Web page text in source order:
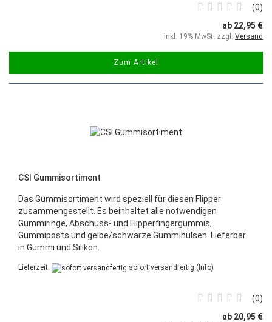
0
ab 22,95 €
inkl. 19% MwSt. zzgl. Versand
Zum Artikel
CSI Gummisortiment
Das Gummisortiment wird speziell für diesen Flipper
zusammengestellt. Es beinhaltet alle notwendigen
Gummiringe, Abschuss- und Flipperfingergummis,
Gummiposts und gelbe/schwarze Gummihülsen. Lieferbar
in Gummi und Silikon.
Lieferzeit: sofort versandfertig (Info)
0
ab 20,95 €